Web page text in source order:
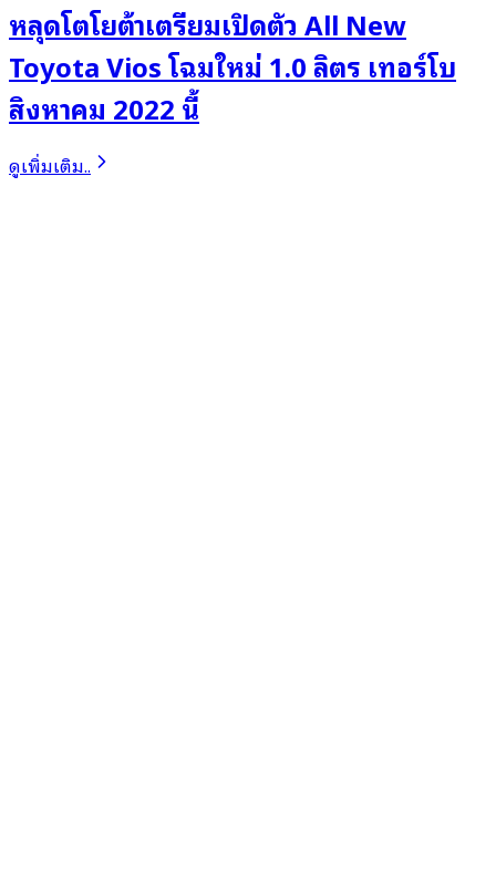
หลุดโตโยต้าเตรียมเปิดตัว All New
Toyota Vios โฉมใหม่ 1.0 ลิตร เทอร์โบ
สิงหาคม 2022 นี้
ดูเพิ่มเติม..